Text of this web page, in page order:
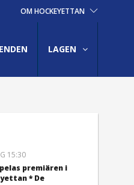
OM HOCKEYETTAN
LAGEN
15:30
premiären i
* De